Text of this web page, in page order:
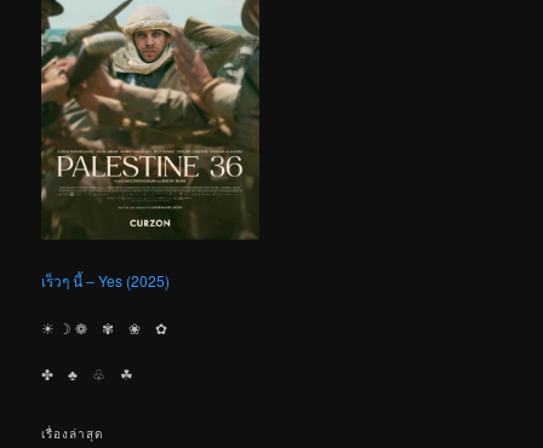
เร็วๆ นี้ – Yes (2025)
☀︎ ☽ ❁ ✾ ❀ ✿
✤ ♣︎ ♧ ☘︎
เรื่องล่าสุด